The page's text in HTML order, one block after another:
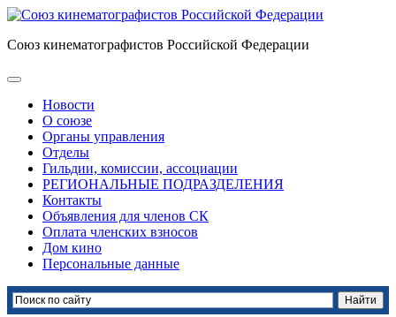
Союз кинематографистов Российской Федерации
Новости
О союзе
Органы управления
Отделы
Гильдии, комиссии, ассоциации
РЕГИОНАЛЬНЫЕ ПОДРАЗДЕЛЕНИЯ
Контакты
Объявления для членов СК
Оплата членских взносов
Дом кино
Персональные данные